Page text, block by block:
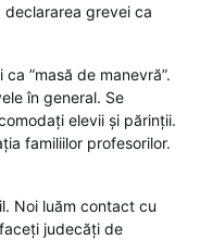
grevei ca
”masă de manevră”.
în general. Se
elevii și părinții.
familiilor profesorilor.
Noi luăm contact cu
judecăți de